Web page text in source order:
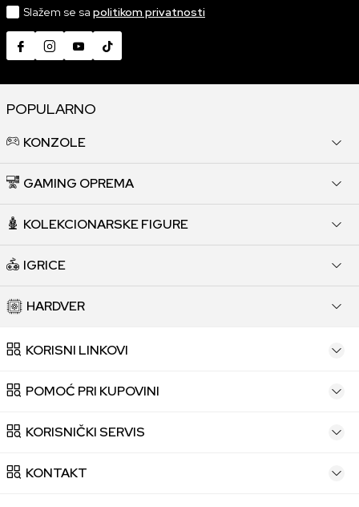
Slažem se sa politikom privatnosti
POPULARNO
KONZOLE
GAMING OPREMA
KOLEKCIONARSKE FIGURE
IGRICE
HARDVER
KORISNI LINKOVI
POMOĆ PRI KUPOVINI
KORISNIČKI SERVIS
KONTAKT